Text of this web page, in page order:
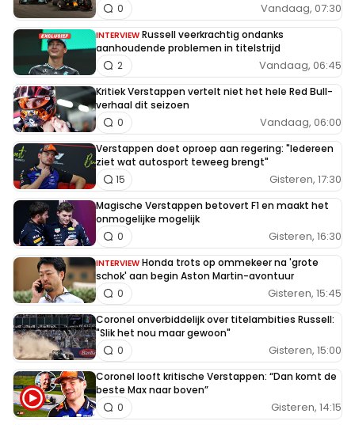
Vandaag, 07:30
0
INTERVIEW Russell veerkrachtig ondanks
aanhoudende problemen in titelstrijd
Vandaag, 06:45
2
Kritiek Verstappen vertelt niet het hele Red Bull-
verhaal dit seizoen
Vandaag, 06:00
0
Verstappen doet oproep aan regering: "Iedereen
ziet wat autosport teweeg brengt"
Gisteren, 17:30
15
Magische Verstappen betovert F1 en maakt het
onmogelijke mogelijk
Gisteren, 16:30
0
INTERVIEW Honda trots op ommekeer na 'grote
schok' aan begin Aston Martin-avontuur
Gisteren, 15:45
0
Coronel onverbiddelijk over titelambities Russell:
"Slik het nou maar gewoon"
Gisteren, 15:00
0
Coronel looft kritische Verstappen: “Dan komt de
beste Max naar boven”
Gisteren, 14:15
0